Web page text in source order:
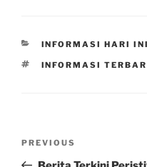
CATEGORIES
INFORMASI HARI INI
TAGS
INFORMASI
Previous
Post
PREVIOUS